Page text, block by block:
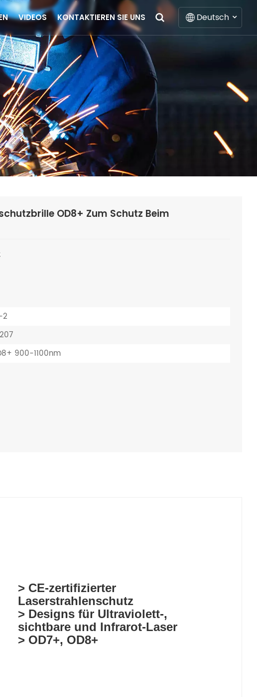
VIDEOS KONTAKTIEREN SIE UNS Deutsch
Español
OD8+ Zum Schutz Beim
2
900-1100nm
> CE-zertifizierter
Laserstrahlenschutz
> Designs für Ultraviolett-,
sichtbare und Infrarot-Laser
> OD7+, OD8+